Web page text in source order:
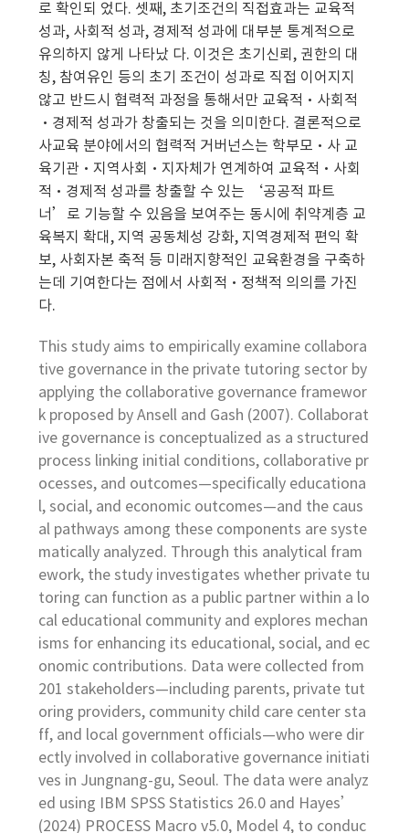
로 확인되 었다. 셋째, 초기조건의 직접효과는 교육적
성과, 사회적 성과, 경제적 성과에 대부분 통계적으로
유의하지 않게 나타났 다. 이것은 초기신뢰, 권한의 대
칭, 참여유인 등의 초기 조건이 성과로 직접 이어지지
않고 반드시 협력적 과정을 통해서만 교육적·사회적
·경제적 성과가 창출되는 것을 의미한다. 결론적으로
사교육 분야에서의 협력적 거버넌스는 학부모·사 교
육기관·지역사회·지자체가 연계하여 교육적·사회
적·경제적 성과를 창출할 수 있는 ‘공공적 파트
너’로 기능할 수 있음을 보여주는 동시에 취약계층 교
육복지 확대, 지역 공동체성 강화, 지역경제적 편익 확
보, 사회자본 축적 등 미래지향적인 교육환경을 구축하
는데 기여한다는 점에서 사회적·정책적 의의를 가진
다.
This study aims to empirically examine collabora
tive governance in the private tutoring sector by
applying the collaborative governance framewor
k proposed by Ansell and Gash (2007). Collaborat
ive governance is conceptualized as a structured
process linking initial conditions, collaborative pr
ocesses, and outcomes—specifically educationa
l, social, and economic outcomes—and the caus
al pathways among these components are syste
matically analyzed. Through this analytical fram
ework, the study investigates whether private tu
toring can function as a public partner within a lo
cal educational community and explores mechan
isms for enhancing its educational, social, and ec
onomic contributions. Data were collected from
201 stakeholders—including parents, private tut
oring providers, community child care center sta
ff, and local government officials—who were dir
ectly involved in collaborative governance initiati
ves in Jungnang-gu, Seoul. The data were analyz
ed using IBM SPSS Statistics 26.0 and Hayes’
(2024) PROCESS Macro v5.0, Model 4, to conduc